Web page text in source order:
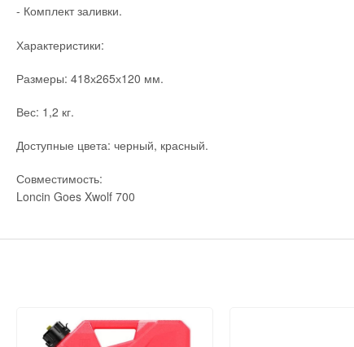
- Комплект заливки.
Характеристики:
Размеры: 418х265х120 мм.
Вес: 1,2 кг.
Доступные цвета: черный, красный.
Совместимость:
Loncin Goes Xwolf 700